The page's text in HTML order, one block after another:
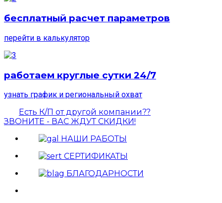
бесплатный расчет параметров
перейти в калькулятор
работаем круглые сутки 24/7
узнать график и региональный охват
Есть К/П от другой компании??
ЗВОНИТЕ - ВАС ЖДУТ СКИДКИ!
НАШИ РАБОТЫ
СЕРТИФИКАТЫ
БЛАГОДАРНОСТИ